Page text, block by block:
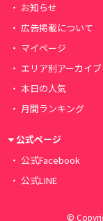
お知らせ
広告掲載について
マイページ
エリア別アーカイブ
本日の人気
月間ランキング
公式ページ
公式Facebook
公式LINE
©